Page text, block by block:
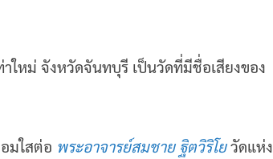
ใหม่ จังหวัดจันทบุรี เป็นวัดที่มีชื่อเสียงของ
มใสต่อ พระอาจารย์สมชาย ฐิตวิริโย วัดแห่ง